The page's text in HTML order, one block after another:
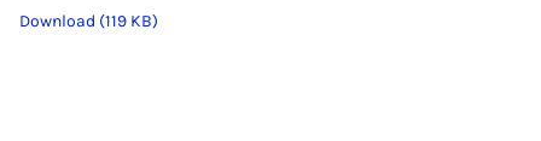
Download (119 KB)